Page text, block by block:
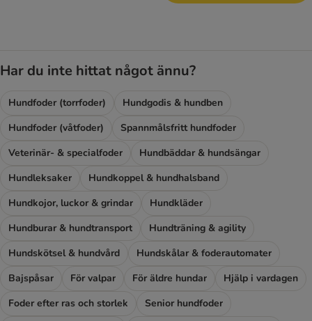
Har du inte hittat något ännu?
Hundfoder (torrfoder)
Hundgodis & hundben
Hundfoder (våtfoder)
Spannmålsfritt hundfoder
Veterinär- & specialfoder
Hundbäddar & hundsängar
Hundleksaker
Hundkoppel & hundhalsband
Hundkojor, luckor & grindar
Hundkläder
Hundburar & hundtransport
Hundträning & agility
Hundskötsel & hundvård
Hundskålar & foderautomater
Bajspåsar
För valpar För äldre hundar
Hjälp i vardagen
Foder efter ras och storlek
Senior hundfoder